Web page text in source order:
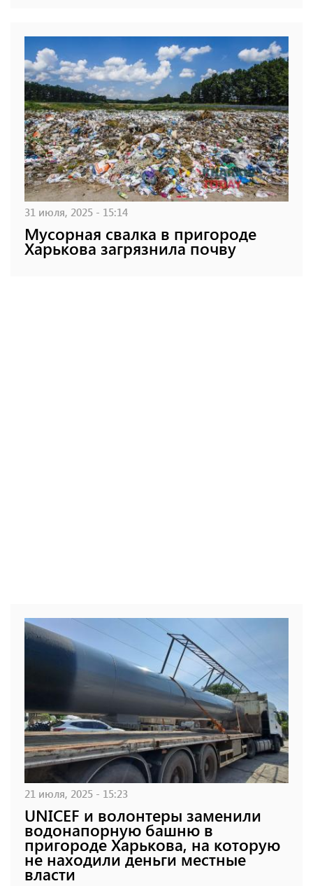
31 июля, 2025 - 15:14
Мусорная свалка в пригороде
Харькова загрязнила почву
21 июля, 2025 - 15:23
UNICEF и волонтеры заменили
водонапорную башню в
пригороде Харькова, на которую
не находили деньги местные
власти